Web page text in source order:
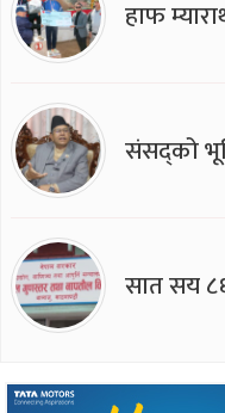
हाफ
संसद्को
सात सय